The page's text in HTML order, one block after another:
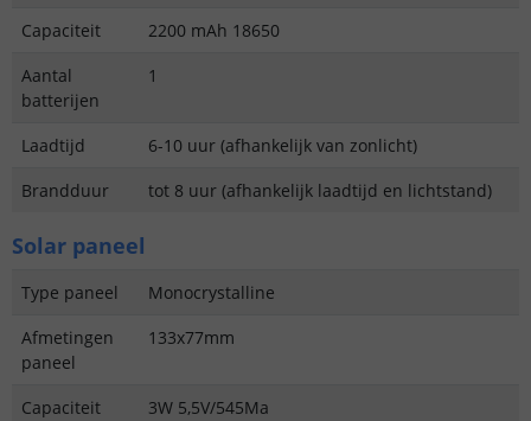
Capaciteit
2200 mAh 18650
Aantal
batterijen
1
Laadtijd
6-10 uur (afhankelijk van zonlicht)
Brandduur
tot 8 uur (afhankelijk laadtijd en lichtstand)
Solar paneel
Type paneel
Monocrystalline
Afmetingen
paneel
133x77mm
Capaciteit 3W 5,5V/545Ma